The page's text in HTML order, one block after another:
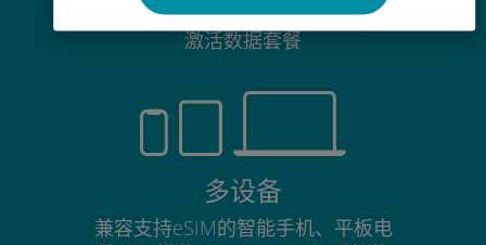
只需安装一次eSIM，即可在需要时
激活数据套餐
多设备
兼容支持eSIM的智能手机、平板电